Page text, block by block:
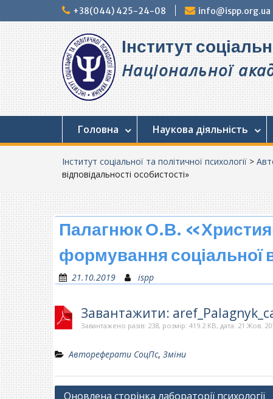
до
+38(044) 425-24-08 info@ispp.org.ua
Інститут
Національної
Головна Наукова діяльність
Інститут соціальної та політичної психології >
відповідальності особистості»
Палагнюк О.В.
формування соціальної
21.10.2019 ispp
Завантажити:
Завантажено разів: 238, розмір: 419.2 KB, дата: 21 Жов.
Автореферати СоцПс, Зміни
Навігація
Оновлена сторінка лабораторії психології